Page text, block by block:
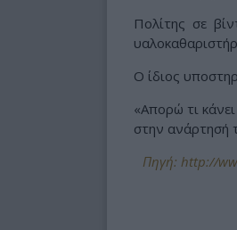
Πολίτης σε
Ο ίδιος
«Απορώ τι
στην ανάρτησή
Πηγή: http://